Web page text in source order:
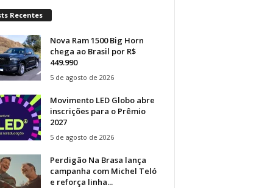
Recentes
Nova Ram 1500 Big Horn
chega ao Brasil por R$
449.990
5 de agosto de 2026
Movimento LED Globo abre
inscrições para o Prêmio
2027
5 de agosto de 2026
Perdigão Na Brasa lança
campanha com Michel Teló
e reforça linha...